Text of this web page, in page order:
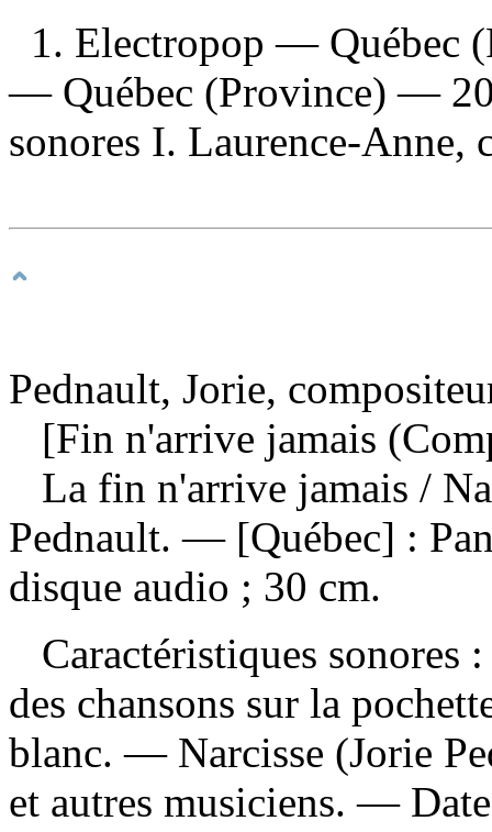
1. Electropop — Québec
— Québec (Province) —
sonores I. Laurence-Anne,
Pednault, Jorie,
[Fin n'arrive jamais
La fin n'arrive jamais /
Pednault. — [Québec] :
disque audio ; 30 cm.
Caractéristiques sonores
des chansons sur la
blanc. — Narcisse (Jorie
et autres musiciens. —